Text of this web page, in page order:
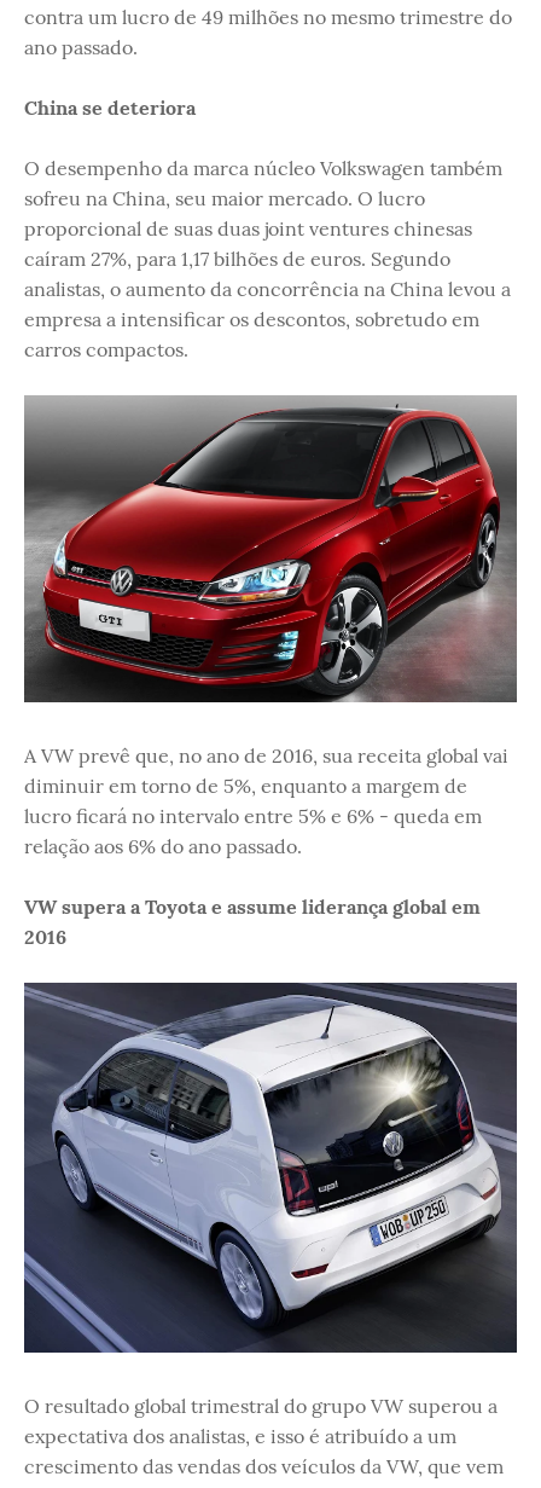
contra um lucro de 49 milhões no mesmo trimestre do
ano passado.
China se deteriora
O desempenho da marca núcleo Volkswagen também
sofreu na China, seu maior mercado. O lucro
proporcional de suas duas joint ventures chinesas
caíram 27%, para 1,17 bilhões de euros. Segundo
analistas, o aumento da concorrência na China levou a
empresa a intensificar os descontos, sobretudo em
carros compactos.
A VW prevê que, no ano de 2016, sua receita global vai
diminuir em torno de 5%, enquanto a margem de
lucro ficará no intervalo entre 5% e 6% - queda em
relação aos 6% do ano passado.
VW supera a Toyota e assume liderança global em
2016
O resultado global trimestral do grupo VW superou a
expectativa dos analistas, e isso é atribuído a um
crescimento das vendas dos veículos da VW, que vem